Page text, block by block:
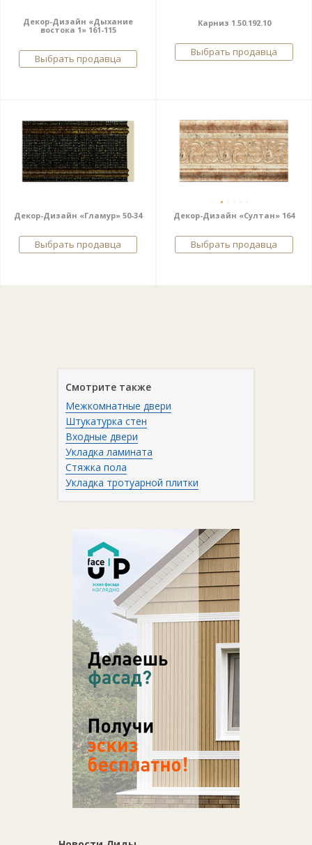
Декор-Дизайн «Дыхание
востока 1» 161-115
Выбрать продавца
Карниз 1.50.192.10
Выбрать продавца
Декор-Дизайн «Гламур» 50-34
Выбрать продавца
Декор-Дизайн «Султан» 164
Выбрать продавца
Смотрите также
Межкомнатные двери
Штукатурка стен
Входные двери
Укладка ламината
Стяжка пола
Укладка тротуарной плитки